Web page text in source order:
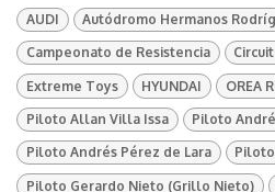
AUDI Autódromo Hermanos
Campeonato de Resistencia
Extreme Toys HYUNDAI OREA
Piloto Allan Villa Issa Piloto
Piloto Andrés Pérez de Lara
Piloto Gerardo Nieto (Grillo Nieto)